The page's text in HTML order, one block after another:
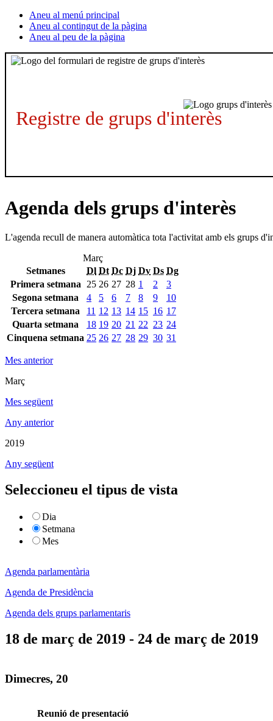
Aneu al menú principal
Aneu al contingut de la pàgina
Aneu al peu de la pàgina
Registre de grups d'interès
Agenda dels grups d'interès
L'agenda recull de manera automàtica tota l'activitat amb els grups
Març
Setmanes
Dl Dt Dc Dj Dv Ds Dg
Primera setmana
25 26 27 28 1 2
3
Segona setmana
4 5 6 7 8 9
10
Tercera setmana
11 12 13 14 15 16 17
Quarta setmana
18 19 20 21 22 23 24
Cinquena setmana 25 26 27 28 29 30 31
Mes anterior
Març
Mes següent
Any anterior
2019
Any següent
Seleccioneu el tipus de vista
Dia
Setmana
Mes
Agenda parlamentària
Agenda de Presidència
Agenda dels grups parlamentaris
18 de març de 2019 - 24 de març de 2019
Dimecres, 20
Reunió de presentació